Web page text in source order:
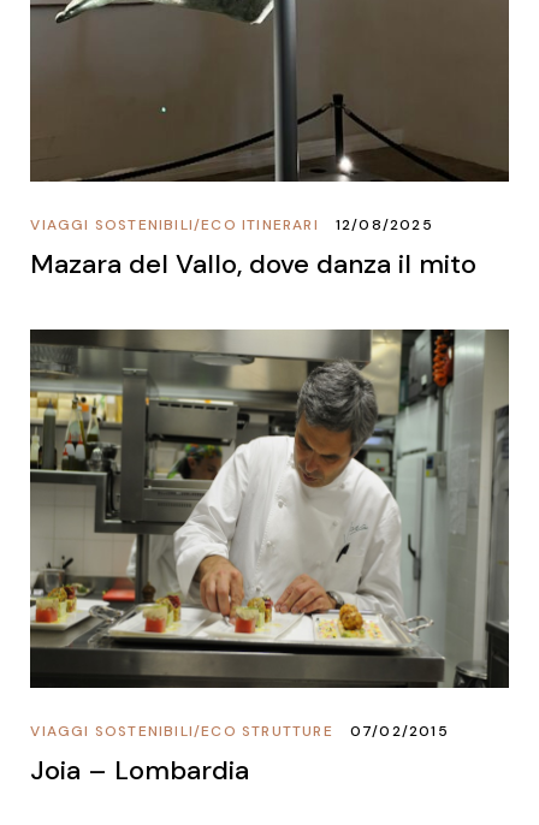
ECO ITINERARI
/
VIAGGI SOSTENIBILI 12/08/2025
Mazara del Vallo, dove danza il mito
ECO STRUTTURE
/
VIAGGI SOSTENIBILI 07/02/2015
Joia – Lombardia